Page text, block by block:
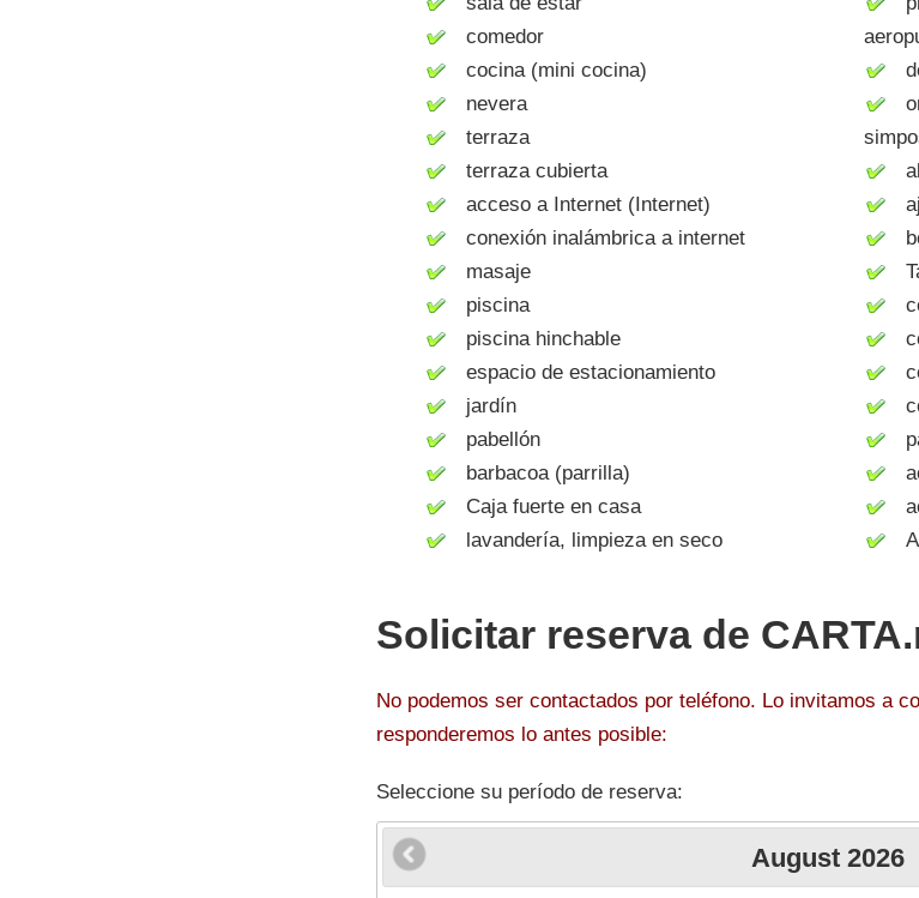
comedor
cocina (mini cocina)
nevera
terraza
terraza cubierta
acceso a Internet (Internet)
conexión inalámbrica a internet
masaje
piscina
piscina hinchable
espacio de estacionamiento
jardín
pabellón
barbacoa (parrilla)
Caja fuerte en casa
lavandería, limpieza en seco
Solicitar reserva de
No podemos ser contactados por teléfono. Lo invitamos a
responderemos lo antes posible:
Seleccione su período de reserva:
August 2026